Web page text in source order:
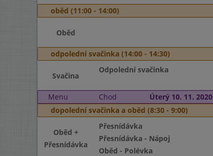
oběd (11:00 - 14:00)
Oběd
odpolední svačinka (14:00 - 14:30)
Svačina
Odpolední svačinka
Menu Chod Úterý 10. 11. 2020
dopolední svačinka a oběd (8:30 - 9:00)
Oběd +
Přesnídávka
Přesnídávka
Přesnídávka - Nápoj
Oběd - Polévka